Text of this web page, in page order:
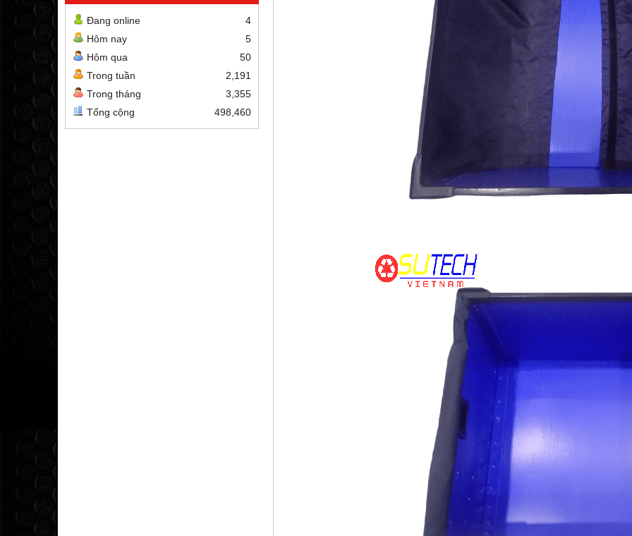
Đang online
4
Hôm nay
5
Hôm qua
50
Trong tuần
2,191
Trong tháng
3,355
Tổng cộng
498,460